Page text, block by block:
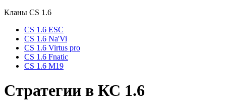
Кланы СS 1.6
CS 1.6 ESC
CS 1.6 Na'Vi
CS 1.6 Virtus pro
CS 1.6 Fnatic
CS 1.6 M19
Стратегии в КС 1.6